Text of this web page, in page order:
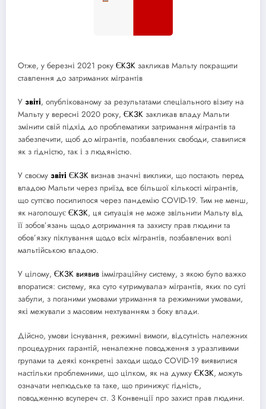
Отже, у березні 2021 року ЄКЗК закликав Мальту покращити
ставлення до затриманих мігрантів
У звіті, опублікованому за результатами спеціального візиту на
Мальту у вересні 2020 року, ЄКЗК закликав владу Мальти
змінити свій підхід до проблематики затримання мігрантів та
забезпечити, щоб до мігрантів, позбавлених свободи, ставилися
як з гідністю, так і з людяністю.
У своєму звіті ЄКЗК визнав значні виклики, що постають перед
владою Мальти через приїзд все більшої кількості мігрантів,
що суттєво посилилося через пандемію COVID-19. Тим не менш,
як наголошує ЄКЗК, ця ситуація не може звільнити Мальту від
її зобов’язань щодо дотримання та захисту прав людини та
обов’язку піклування щодо всіх мігрантів, позбавлених волі
мальтійською владою.
У цілому, ЄКЗК виявив імміграційну систему, з якою було важко
впоратися: систему, яка суто «утримувала» мігрантів, яких по суті
забули, з поганими умовами утримання та режимними умовами,
які межували з масовим нехтуванням з боку влади.
Дійсно, умови існування, режимні вимоги, відсутність належних
процедурних гарантій, неналежне поводження з уразливими
групами та деякі конкретні заходи щодо COVID-19 виявилися
настільки проблемними, що цілком, як на думку ЄКЗК, можуть
означати нелюдське та таке, що принижує гідність,
поводженню всупереч ст. 3 Конвенції про захист прав людини.